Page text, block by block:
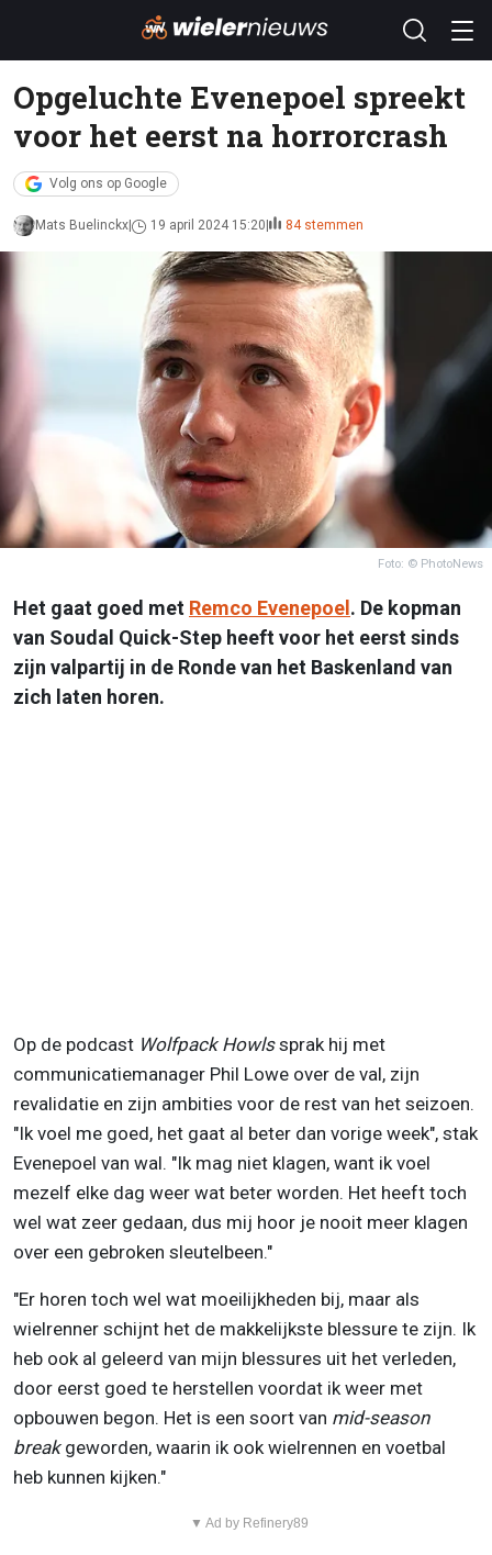
Opgeluchte Evenepoel spreekt
voor het eerst na horrorcrash
Volg ons op Google
Mats Buelinckx 19 april 2024 15:20 84 stemmen
Foto: © PhotoNews
Het gaat goed met Remco Evenepoel. De kopman
van Soudal Quick-Step heeft voor het eerst sinds
zijn valpartij in de Ronde van het Baskenland van
zich laten horen.
Op de podcast Wolfpack Howlssprak hij met
communicatiemanager Phil Lowe over de val, zijn
revalidatie en zijn ambities voor de rest van het seizoen.
"Ik voel me goed, het gaat al beter dan vorige week", stak
Evenepoel van wal. "Ik mag niet klagen, want ik voel
mezelf elke dag weer wat beter worden. Het heeft toch
wel wat zeer gedaan, dus mij hoor je nooit meer klagen
over een gebroken sleutelbeen."
"Er horen toch wel wat moeilijkheden bij, maar als
wielrenner schijnt het de makkelijkste blessure te zijn. Ik
heb ook al geleerd van mijn blessures uit het verleden,
door eerst goed te herstellen voordat ik weer met
opbouwen begon. Het is een soort van mid-season
breakgeworden, waarin ik ook wielrennen en voetbal
heb kunnen kijken."
▼ Ad by Refinery89